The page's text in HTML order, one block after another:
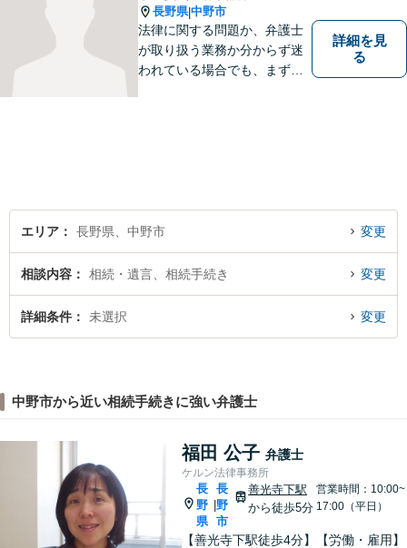
長野県|中野市
法律に関する問題か、弁護士
が取り扱う業務か分からず迷
われている場合でも、まずは
詳細を見
る
エリア 長野県、中野市 変更
相談内容 相続・遺言、相続手続き 変更
詳細条件 未選択 変更
中野市から近い相続手続きに強い弁護士
福田 公子 弁護士
ケルン法律事務所
長
野
県
|
長
野
市
善光寺下駅
から徒歩5分
営業時間：10:00~
17:00（平日）
【善光寺下駅徒歩4分】【労働・雇用】